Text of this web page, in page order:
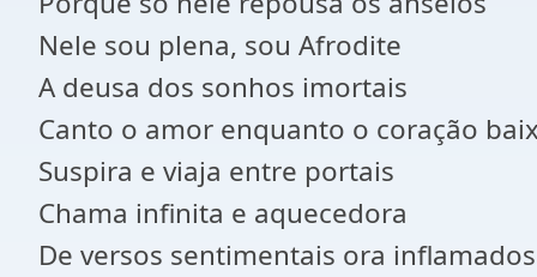
Nele sou plena, sou Afrodite
A deusa dos sonhos imortais
Canto o amor enquanto o coração
Suspira e viaja entre portais
Chama infinita e aquecedora
De versos sentimentais ora inflamados